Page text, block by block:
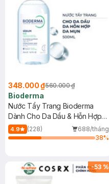
348.000 ₫560.000 ₫
Bioderma
Nước Tẩy Trang Bioderma
Dành Cho Da Dầu & Hỗn Hợp
500ml
4.9 (228)
688/tháng
38%
-53 %